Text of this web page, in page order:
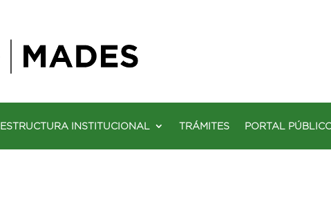
ESTRUCTURA INSTITUCIONAL TRÁMITES PORTAL